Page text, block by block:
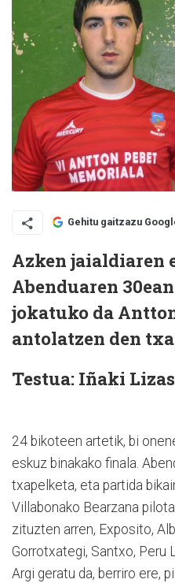
Gehitu gaitzazu
Azken jaialdiaren
Abenduaren
jokatuko da
antolatzen den
Testua: Iñaki
24 bikoteen artetik, bi
eskuz binakako finala.
txapelketa, eta partida
Villabonako Bearzana
zituzten arren, Exposito,
Gorrotxategi, Santxo, Peru
Argi geratu da, berriro ere,